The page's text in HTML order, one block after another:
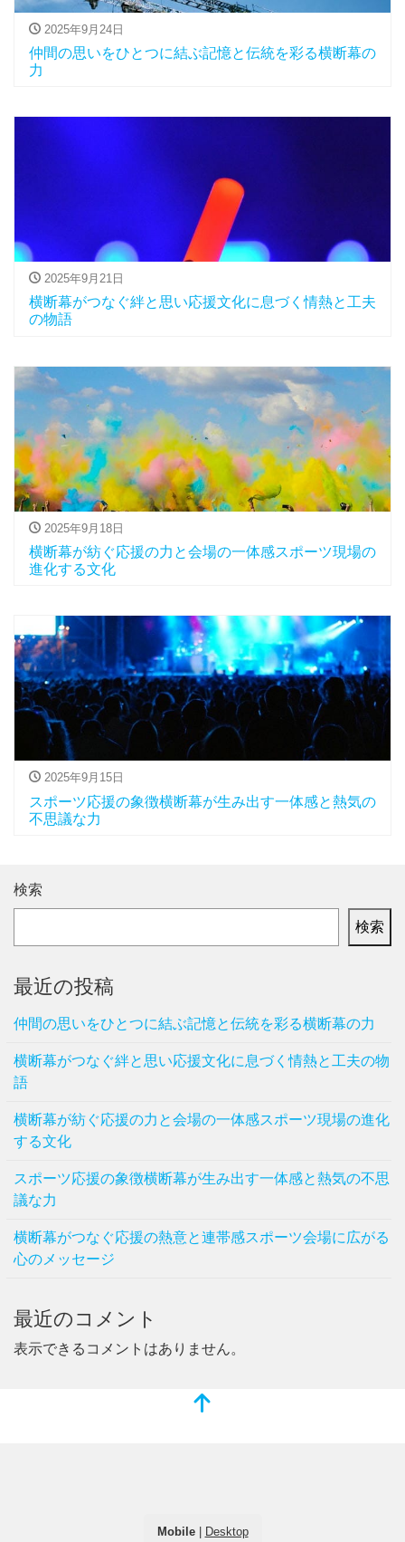
2025年9月24日
仲間の思いをひとつに結ぶ記憶と伝統を彩る横断幕の
力
2025年9月21日
横断幕がつなぐ絆と思い応援文化に息づく情熱と工夫
の物語
2025年9月18日
横断幕が紡ぐ応援の力と会場の一体感スポーツ現場の
進化する文化
2025年9月15日
スポーツ応援の象徴横断幕が生み出す一体感と熱気の
不思議な力
検索
検索
最近の投稿
仲間の思いをひとつに結ぶ記憶と伝統を彩る横断幕の力
横断幕がつなぐ絆と思い応援文化に息づく情熱と工夫の物
語
横断幕が紡ぐ応援の力と会場の一体感スポーツ現場の進化
する文化
スポーツ応援の象徴横断幕が生み出す一体感と熱気の不思
議な力
横断幕がつなぐ応援の熱意と連帯感スポーツ会場に広がる
心のメッセージ
最近のコメント
表示できるコメントはありません。
Mobile| Desktop